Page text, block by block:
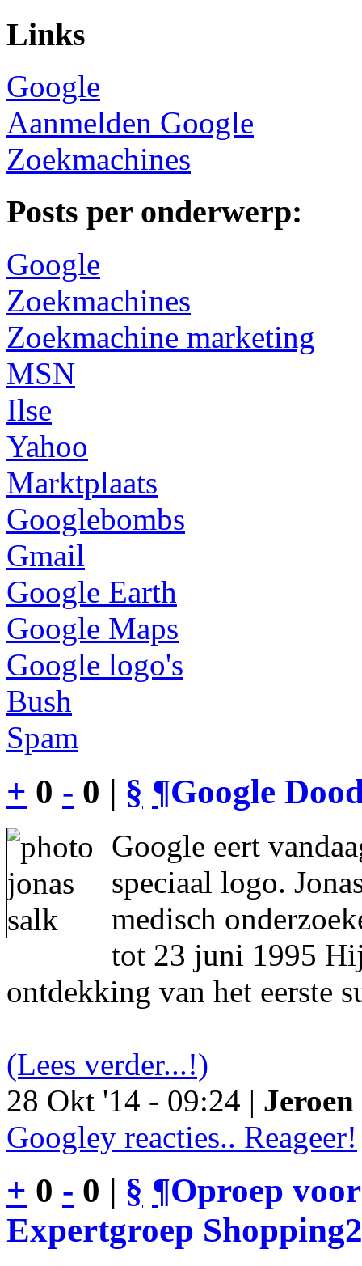
Links
Google
Aanmelden Google
Zoekmachines
Posts per onderwerp:
Google
Zoekmachines
Zoekmachine marketing
MSN
Ilse
Yahoo
Marktplaats
Googlebombs
Gmail
Google Earth
Google Maps
Google logo's
Bush
Spam
+ 0 - 0 | § ¶Google
Google eert
speciaal logo.
medisch
tot 23 juni 1995
ontdekking van het eerste
(Lees verder...!)
28 Okt '14 - 09:24 |
Googley reacties.. Reageer!
+ 0 - 0 | § ¶Oproep
Expertgroep